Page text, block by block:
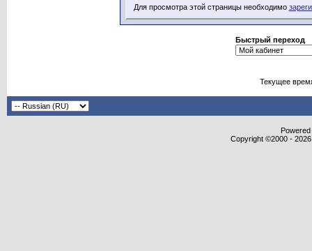
Для просмотра этой страницы необходимо
Быстрый переход
Текущее
Copyright ©2000 -